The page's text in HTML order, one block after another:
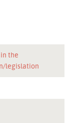
the
legislation